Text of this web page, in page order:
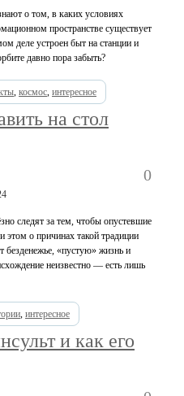
о том, в каких условиях
пространстве существует
деле устроен быт на станции и
давно пора забыть?
, космос, интересное
на стол
0
следят за тем, чтобы опустевшие
этом о причинах такой традиции
«пустую» жизнь и
неизвестно — есть лишь
, интересное
и как его